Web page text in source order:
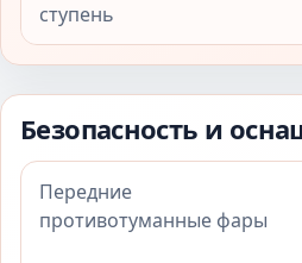
ступень
Безопасность и
Передние
противотуманные фары